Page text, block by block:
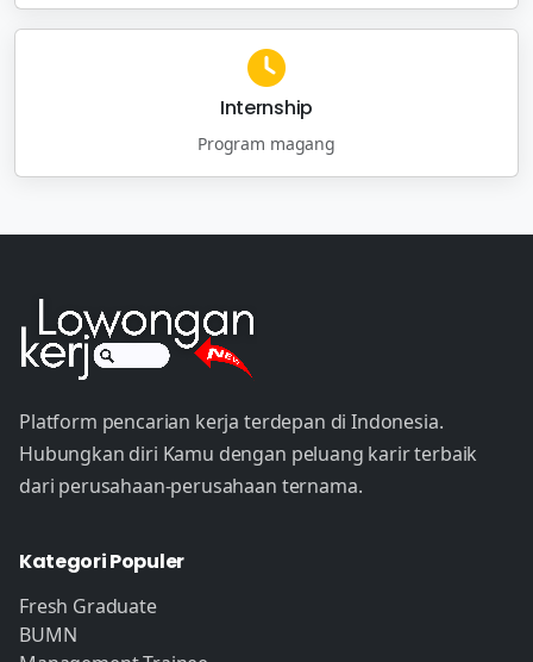
Internship
Program magang
Platform pencarian kerja terdepan di Indonesia.
Hubungkan diri Kamu dengan peluang karir terbaik
dari perusahaan-perusahaan ternama.
Kategori Populer
Fresh Graduate
BUMN